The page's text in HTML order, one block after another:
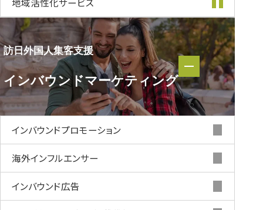
訪日外国人集客支援
インバウンド
マーケティング
訪日外国人集客支援
インバウンドマーケティング
インバウンドプロモーション
海外インフルエンサー
インバウンド広告